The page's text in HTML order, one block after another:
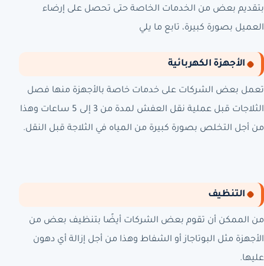
بتقديم بعض من الخدمات الخاصة حتى تحصل على إرضاء
العميل بصورة كبيرة، تابع ما يلي
الأجهزة الكهربائية
تعمل بعض الشركات على خدمات خاصة بالأجهزة منها فصل
الثلاجات قبل عملية نقل العفش لمدة من 3 إلى 5 ساعات وهذا
من أجل التخلص بصورة كبيرة من المياه في الثلاجة قبل النقل.
التنظيف
من الممكن أن تقوم بعض الشركات أيضًا بتنظيف بعض من
الأجهزة مثل البوتاجاز أو الشفاط وهذا من أجل إزالة أي دهون
عليها.